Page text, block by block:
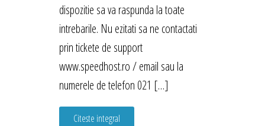
dispozitie sa va raspunda la toate
intrebarile. Nu ezitati sa ne contactati
prin tickete de support
www.speedhost.ro / email sau la
numerele de telefon 021 […]
Citeste integral